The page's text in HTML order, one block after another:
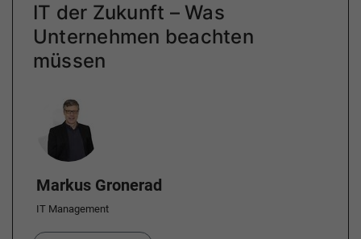
IT der Zukunft – Was
Unternehmen beachten
müssen
Author
Markus Gronerad
IT Management